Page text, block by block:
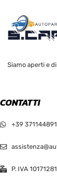
Siamo aperti e
CONTATTI
+39
P. IVA